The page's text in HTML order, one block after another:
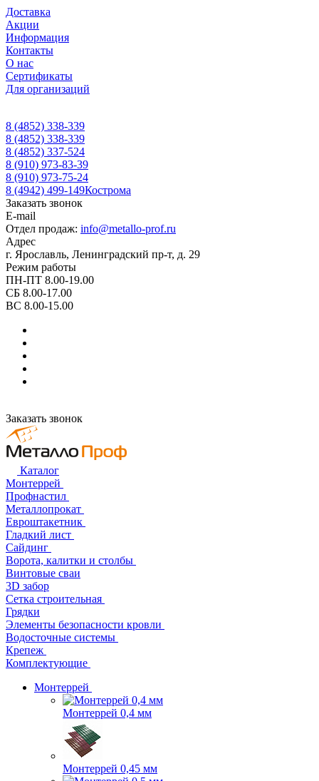
Доставка
Акции
Информация
Контакты
О нас
Сертификаты
Для организаций
8 (4852) 338-339
8 (4852) 338-339
8 (4852) 337-524
8 (910) 973-83-39
8 (910) 973-75-24
8 (4942) 499-149Кострома
Заказать звонок
E-mail
Отдел продаж: info@metallo-prof.ru
Адрес
г. Ярославль, Ленинградский пр-т, д. 29
Режим работы
ПН-ПТ 8.00-19.00
СБ 8.00-17.00
ВС 8.00-15.00
Заказать звонок
Каталог
Монтеррей
Профнастил
Металлопрокат
Евроштакетник
Гладкий лист
Сайдинг
Ворота, калитки и столбы
Винтовые сваи
3D забор
Сетка строительная
Грядки
Элементы безопасности кровли
Водосточные системы
Крепеж
Комплектующие
Монтеррей
Монтеррей 0,4 мм
Монтеррей 0,45 мм